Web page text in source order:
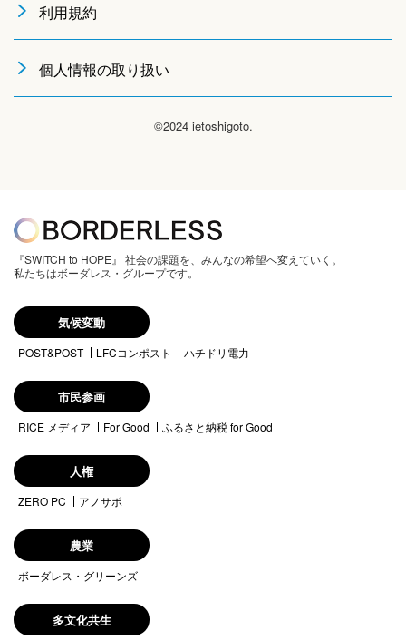
利用規約
個人情報の取り扱い
©2024 ietoshigoto.
『SWITCH to HOPE』 社会の課題を、みんなの希望へ変えていく。
私たちはボーダレス・グループです。
気候変動
POST&POST LFCコンポスト ハチドリ電力
市民参画
RICE メディア For Good ふるさと納税 for Good
人権
ZERO PC アノサポ
農業
ボーダレス・グリーンズ
多文化共生